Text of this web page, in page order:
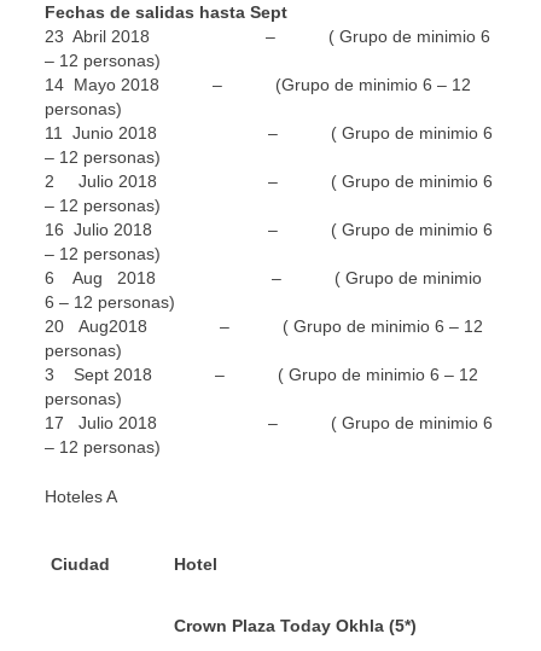
Fechas de salidas hasta Sept
23 Abril 2018 – ( Grupo de minimio 6
– 12 personas)
14 Mayo 2018 – (Grupo de minimio 6 – 12
personas)
11 Junio 2018 – ( Grupo de minimio 6
– 12 personas)
2 Julio 2018 – ( Grupo de minimio 6
– 12 personas)
16 Julio 2018 – ( Grupo de minimio 6
– 12 personas)
6 Aug 2018 – ( Grupo de minimio
6 – 12 personas)
20 Aug2018 – ( Grupo de minimio 6 – 12
personas)
3 Sept 2018 – ( Grupo de minimio 6 – 12
personas)
17 Julio 2018 – ( Grupo de minimio 6
– 12 personas)
Hoteles A
Ciudad Hotel
Crown Plaza Today Okhla (5*)